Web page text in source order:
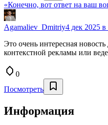
«Конечно, вот ответ на ваш
Agamaliev_Dmitriy4 дек 2025 в
Это очень интересная
контекстной рекламы или
0
Посмотреть
Информация